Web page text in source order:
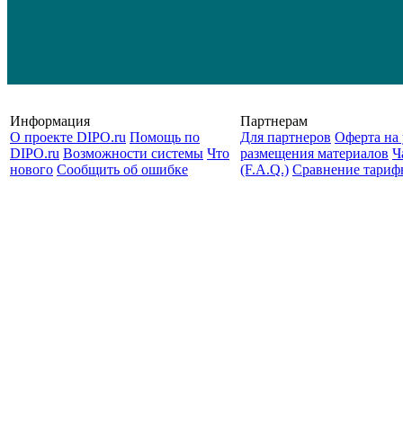
Информация
О проекте DIPO.ru Помощь по
DIPO.ru Возможности системы Что
нового Сообщить об ошибке
Партнерам
Для партнеров Оферта на
размещения материалов
(F.A.Q.) Cравнение